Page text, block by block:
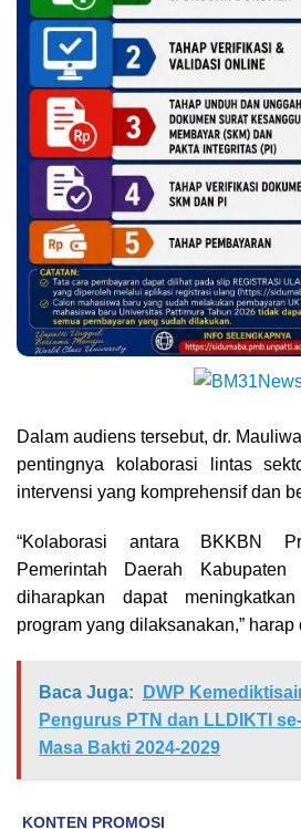
Dalam audiens tersebut, dr.
pentingnya kolaborasi lintas
intervensi yang komprehensif dan
“Kolaborasi antara BKKBN
Pemerintah Daerah Kabupaten
diharapkan dapat
program yang dilaksanakan,” harap
Baca Juga:
DWP
Pengurus PTN dan LLDIKTI
Masa Bakti 2024-2029